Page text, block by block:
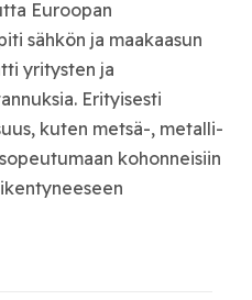
Euroopan
sähkön ja maakaasun
yritysten ja
Erityisesti
kuten metsä-, metalli-
kohonneisiin